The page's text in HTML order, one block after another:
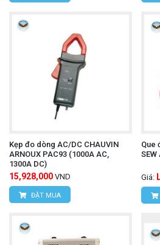
Kẹp đo dòng AC/DC CHAUVIN
ARNOUX PAC93 (1000A AC,
1300A DC)
15,928,000 VND
ĐẶT MUA
Que
SEW
Giá: